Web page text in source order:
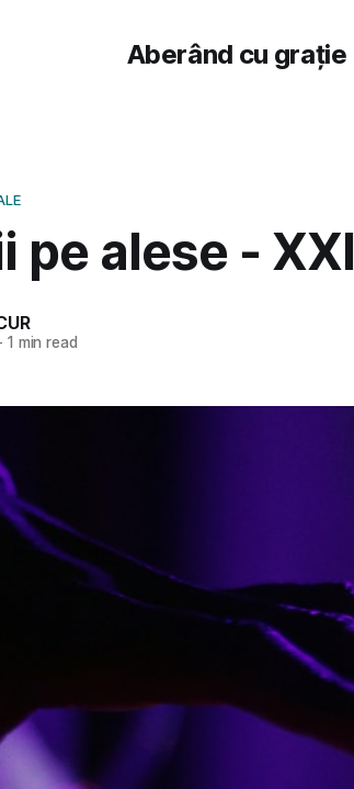
Aberând cu grație
pe alese - XXI
1 min read